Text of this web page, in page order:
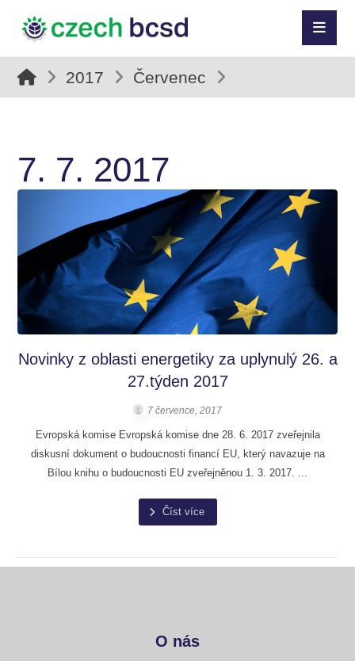
2017 Červenec
7. 7. 2017
Novinky z oblasti energetiky za uplynulý 26. a
27.týden 2017
7 července, 2017
Evropská komise Evropská komise dne 28. 6. 2017 zveřejnila
diskusní dokument o budoucnosti financí EU, který navazuje na
Bílou knihu o budoucnosti EU zveřejněnou 1. 3. 2017. ...
Číst více
O nás